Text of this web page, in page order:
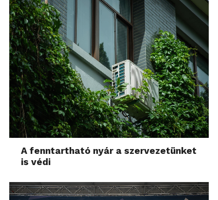
A fenntartható nyár a szervezetünket
is védi